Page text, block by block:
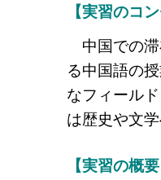
【実習のコ
中国での滞
る中国語の
なフィール
は歴史や文
【実習の概